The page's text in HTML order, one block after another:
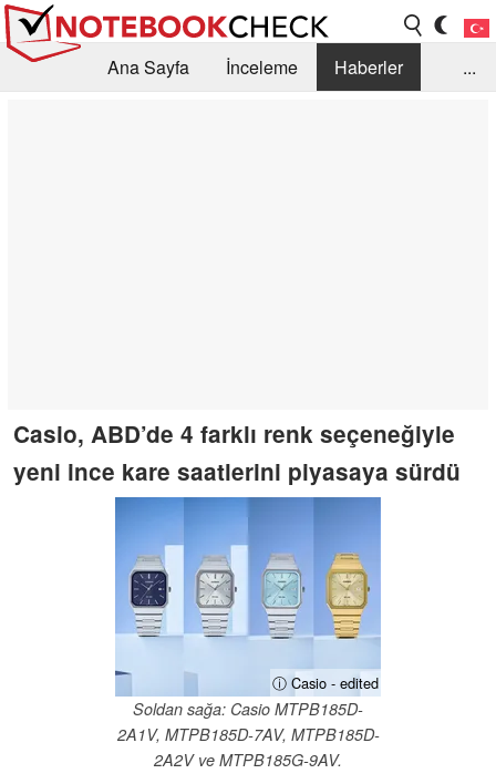
Ana Sayfa İnceleme
Haberler
...
Casio, ABD’de 4 farklı renk seçeneğiyle
yeni ince kare saatlerini piyasaya sürdü
ⓘ Casio - edited
Soldan sağa: Casio MTPB185D-
2A1V, MTPB185D-7AV, MTPB185D-
2A2V ve MTPB185G-9AV.